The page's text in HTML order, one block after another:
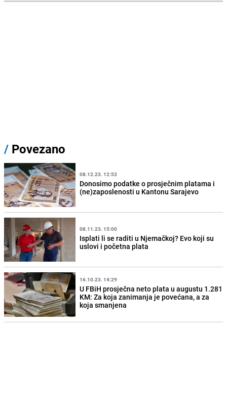
/ Povezano
08.12.23. 12:53
Donosimo podatke o prosječnim platama i
(ne)zaposlenosti u Kantonu Sarajevo
08.11.23. 15:00
Isplati li se raditi u Njemačkoj? Evo koji su
uslovi i početna plata
16.10.23. 14:29
U FBiH prosječna neto plata u augustu 1.281
KM: Za koja zanimanja je povećana, a za
koja smanjena